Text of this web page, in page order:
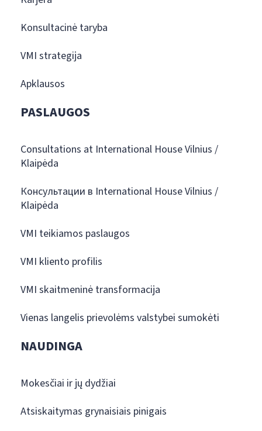
Konsultacinė taryba
VMI strategija
Apklausos
PASLAUGOS
Consultations at International House Vilnius /
Klaipėda
Консультации в International House Vilnius /
Klaipėda
VMI teikiamos paslaugos
VMI kliento profilis
VMI skaitmeninė transformacija
Vienas langelis prievolėms valstybei sumokėti
NAUDINGA
Mokesčiai ir jų dydžiai
Atsiskaitymas grynaisiais pinigais